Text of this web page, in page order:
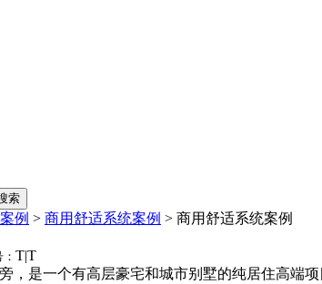
例 > 商用舒适系统案例 > 商用舒适系统案例
T|T
，是一个有高层豪宅和城市别墅的纯居住高端